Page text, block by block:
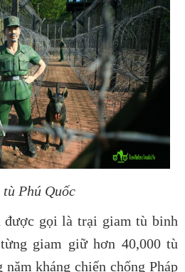
tù Phú Quốc
được gọi là trại giam tù binh
giam giữ hơn 40,000 tù
kháng chiến chống Pháp